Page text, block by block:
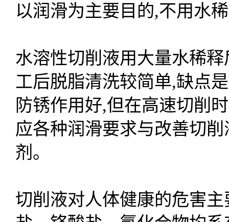
以润滑为主要目的,不用水
水溶性切削液用大量水稀
工后脱脂清洗较简单,缺点
防锈作用好,但在高速切削
应各种润滑要求与改善切
剂。
切削液对人体健康的危害